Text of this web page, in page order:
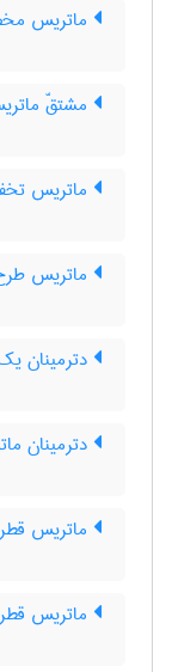
ماتریس
مشتقّ
ماتریس
ماتریس
دترمینان
دترمینان
ماتریس
ماتریس